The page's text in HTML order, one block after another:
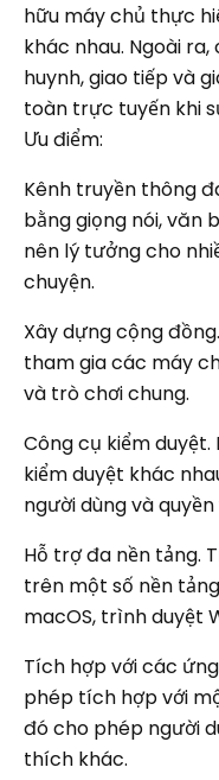
hữu máy chủ thực
khác nhau. Ngoài
huynh, giao tiếp và
toàn trực tuyến khi
Ưu điểm:
Kênh truyền thông
bằng giọng nói, văn
nên lý tưởng cho
chuyện.
Xây dựng cộng
tham gia các máy
và trò chơi chung.
Công cụ kiểm
kiểm duyệt khác
người dùng và
Hỗ trợ đa nền tảng.
trên một số nền
macOS, trình duyệt
Tích hợp với các
phép tích hợp với
đó cho phép người
thích khác.